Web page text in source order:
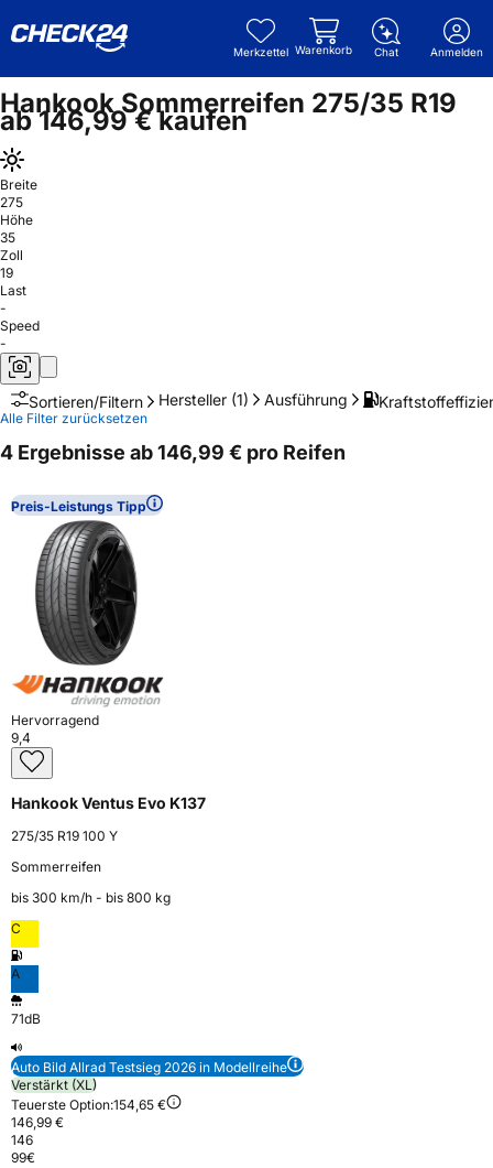
Merkzettel Warenkorb Chat Anmelden
Hankook Sommerreifen 275/35 R19
ab 146,99 € kaufen
Breite
275
Höhe
35
Zoll
19
Last
-
Speed
-
Sortieren/Filtern Hersteller (1) Ausführung
Alle Filter zurücksetzen
4 Ergebnisse ab 146,99 € pro Reifen
Preis-Leistungs Tipp
Hervorragend
9,4
Hankook Ventus Evo K137
275/35 R19 100 Y
Sommerreifen
bis 300 km⁠/⁠h - bis 800 kg
C
A
71dB
Auto Bild Allrad Testsieg 2026 in Modellreihe
Verstärkt (XL)
Teuerste Option:154,65 €
146,99 €
146
99€